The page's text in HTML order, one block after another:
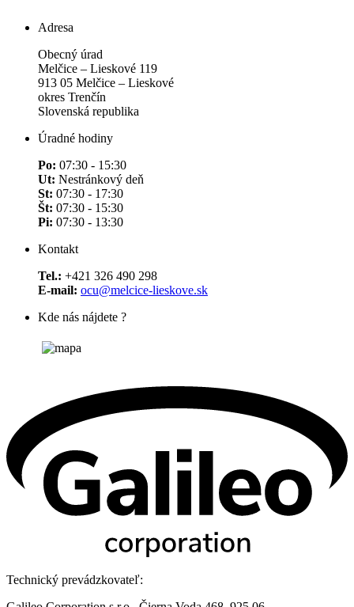
Adresa
Obecný úrad
Melčice – Lieskové 119
913 05 Melčice – Lieskové
okres Trenčín
Slovenská republika
Úradné hodiny
Po: 07:30 - 15:30
Ut: Nestránkový deň
St: 07:30 - 17:30
Št: 07:30 - 15:30
Pi: 07:30 - 13:30
Kontakt
Tel.: +421 326 490 298
E-mail: ocu@melcice-lieskove.sk
Kde nás nájdete ?
Technický prevádzkovateľ: